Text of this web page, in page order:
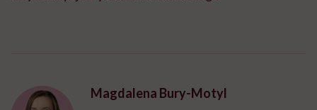
Magdalena Bury-Motyl